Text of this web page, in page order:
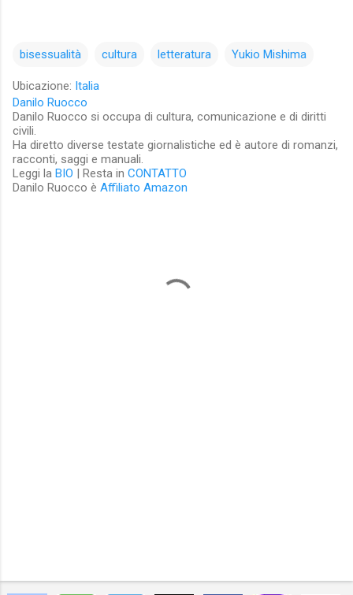
bisessualità cultura letteratura Yukio Mishima
Ubicazione: Italia
Danilo Ruocco
Danilo Ruocco si occupa di cultura, comunicazione e di diritti
civili.
Ha diretto diverse testate giornalistiche ed è autore di romanzi,
racconti, saggi e manuali.
Leggi la BIO | Resta in CONTATTO
Danilo Ruocco è Affiliato Amazon